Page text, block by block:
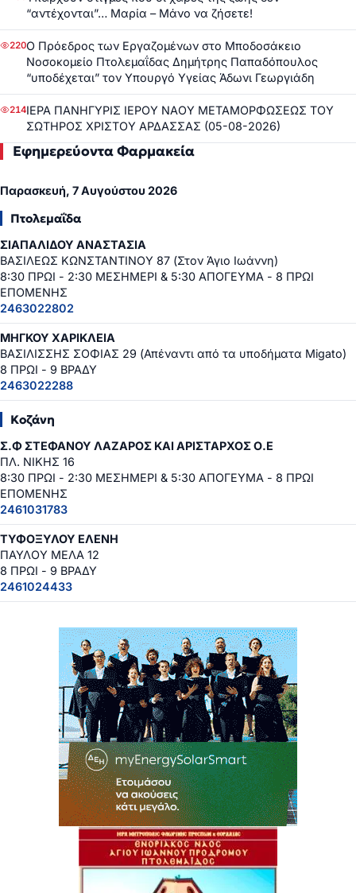
“αντέχονται”… Μαρία – Μάνο να ζήσετε!
220Ο Πρόεδρος των Εργαζομένων στο Μποδοσάκειο
Νοσοκομείο Πτολεμαΐδας Δημήτρης Παπαδόπουλος
“υποδέχεται” τον Υπουργό Υγείας Άδωνι Γεωργιάδη
214ΙΕΡΑ ΠΑΝΗΓΥΡΙΣ ΙΕΡΟΥ ΝΑΟΥ ΜΕΤΑΜΟΡΦΩΣΕΩΣ ΤΟΥ
ΣΩΤΗΡΟΣ ΧΡΙΣΤΟΥ ΑΡΔΑΣΣΑΣ (05-08-2026)
Εφημερεύοντα Φαρμακεία
Παρασκευή, 7 Αυγούστου 2026
Πτολεμαΐδα
ΣΙΑΠΑΛΙΔΟΥ ΑΝΑΣΤΑΣΙΑ
ΒΑΣΙΛΕΩΣ ΚΩΝΣΤΑΝΤΙΝΟΥ 87 (Στον Άγιο Ιωάννη)
8:30 ΠΡΩΙ - 2:30 ΜΕΣΗΜΕΡΙ & 5:30 ΑΠΟΓΕΥΜΑ - 8 ΠΡΩΙ
ΕΠΟΜΕΝΗΣ
2463022802
ΜΗΓΚΟΥ ΧΑΡΙΚΛΕΙΑ
ΒΑΣΙΛΙΣΣΗΣ ΣΟΦΙΑΣ 29 (Απέναντι από τα υποδήματα Migato)
8 ΠΡΩΙ - 9 ΒΡΑΔΥ
2463022288
Κοζάνη
Σ.Φ ΣΤΕΦΑΝΟΥ ΛΑΖΑΡΟΣ ΚΑΙ ΑΡΙΣΤΑΡΧΟΣ Ο.Ε
ΠΛ. ΝΙΚΗΣ 16
8:30 ΠΡΩΙ - 2:30 ΜΕΣΗΜΕΡΙ & 5:30 ΑΠΟΓΕΥΜΑ - 8 ΠΡΩΙ
ΕΠΟΜΕΝΗΣ
2461031783
ΤΥΦΟΞΥΛΟΥ ΕΛΕΝΗ
ΠΑΥΛΟΥ ΜΕΛΑ 12
8 ΠΡΩΙ - 9 ΒΡΑΔΥ
2461024433